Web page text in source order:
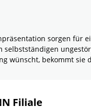
sorgen für
wünscht, bekommt sie
Filiale